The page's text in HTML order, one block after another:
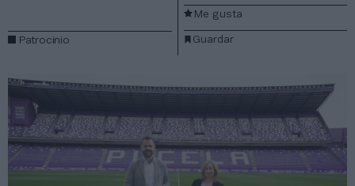
Patrocinio Guardar
Me gusta